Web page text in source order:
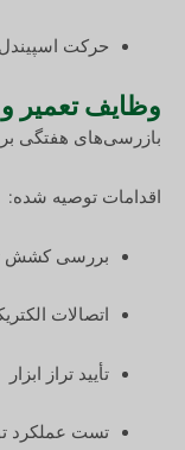
حرکت
وظایف تعمیر
بازرسی‌های هفتگی بر
اقدامات توصیه شده:
بررسی کشش
اتصالات
تأیید تراز ابزار
تست عملکرد